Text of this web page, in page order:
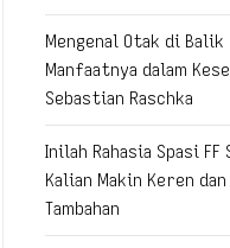
Mengenal Otak di Balik
Manfaatnya dalam
Sebastian Raschka
Inilah Rahasia Spasi
Kalian Makin Keren
Tambahan